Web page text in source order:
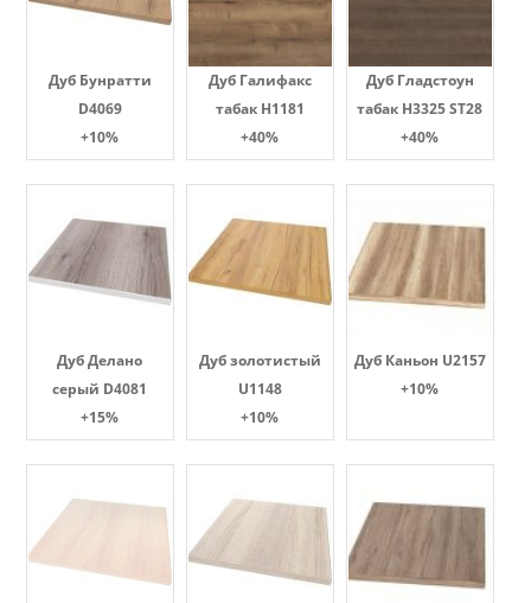
Дуб Бунратти
D4069
+10%
Дуб Галифакс
табак Н1181
+40%
Дуб Гладстоун
табак H3325 ST28
+40%
Дуб Делано
серый D4081
+15%
Дуб золотистый
U1148
+10%
Дуб Каньон U2157
+10%